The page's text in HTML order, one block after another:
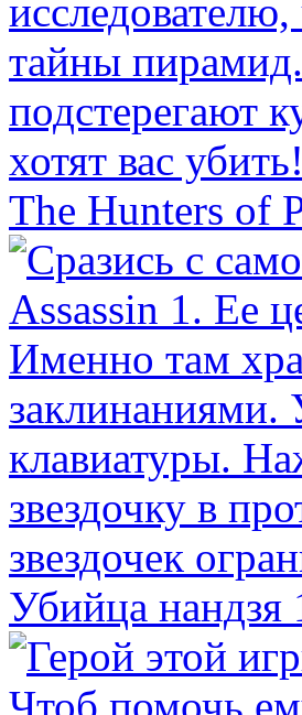
The Hunters of
Убийца нандзя